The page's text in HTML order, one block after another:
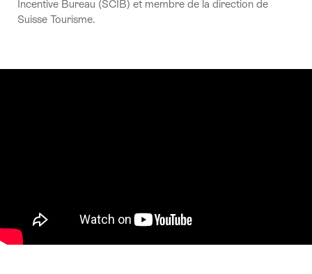
Incentive Bureau (SCIB) et membre de la direction de
Suisse Tourisme.